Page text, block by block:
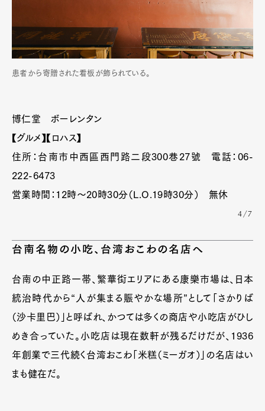
患者から寄贈された看板が飾られている。
博仁堂 ボーレンタン
【グルメ】【ロハス】
住所：台南市中西區西門路二段300巷27號 電話：06-
222-6473
営業時間：12時〜20時30分（L.O.19時30分） 無休
4/7
台南名物の小吃、台湾おこわの名店へ
台南の中正路一帯、繁華街エリアにある康樂市場は、日本
統治時代から“人が集まる賑やかな場所”として「さかりば
（沙卡里巴）」と呼ばれ、かつては多くの商店や小吃店がひし
めき合っていた。小吃店は現在数軒が残るだけだが、1936
年創業で三代続く台湾おこわ「米糕（ミーガオ）」の名店はい
まも健在だ。